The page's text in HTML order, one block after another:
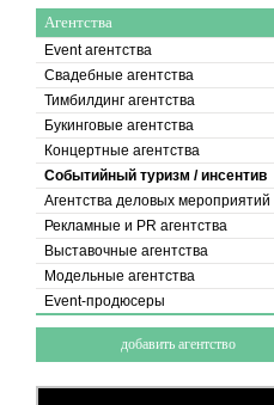
Агентства
Event агентства
Свадебные агентства
Тимбилдинг агентства
Букинговые агентства
Концертные агентства
Событийный туризм / инсентив
Агентства деловых мероприятий
Рекламные и PR агентства
Выставочные агентства
Модельные агентства
Event-продюсеры
добавить агентство